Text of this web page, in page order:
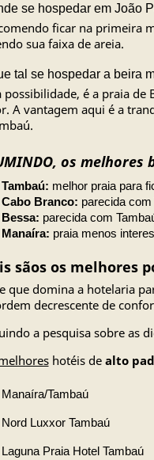
se hospedar em João
ficar na primeira
sua faixa de areia.
tal se hospedar a beira
possibilidade, é a praia de
A vantagem aqui é a
os
Tambaú: melhor praia para
Cabo Branco: parecida
Bessa: parecida com
Manaíra: praia menos
sãos os melhores
que domina a hotelaria
decrescente de
a pesquisa sobre as
hotéis de alto
Manaíra/Tambaú
Nord Luxxor Tambaú
Laguna Praia Hotel Tambaú